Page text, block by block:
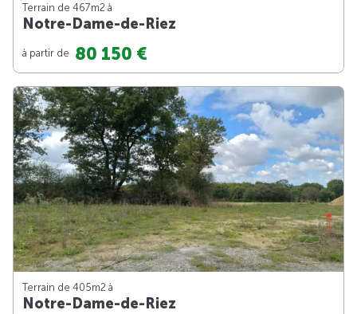
Terrain de 467m2 à
Notre-Dame-de-Riez
à partir de 80 150 €
Terrain de 405m2 à
Notre-Dame-de-Riez